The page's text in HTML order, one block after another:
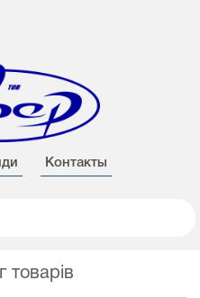
Контакты
товарів